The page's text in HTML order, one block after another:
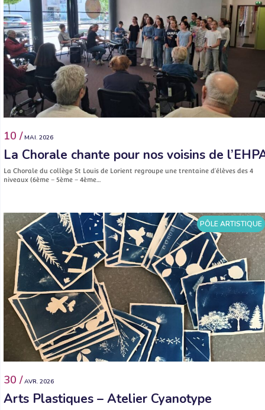
10 / MAI. 2026
La Chorale chante pour nos voisins de
La Chorale du collège St Louis de Lorient regroupe une trentaine d’élèves des 4
niveaux (6ème – 5ème – 4ème…
PÔLE ARTISTIQUE
30 / AVR. 2026
Arts Plastiques – Atelier Cyanotype